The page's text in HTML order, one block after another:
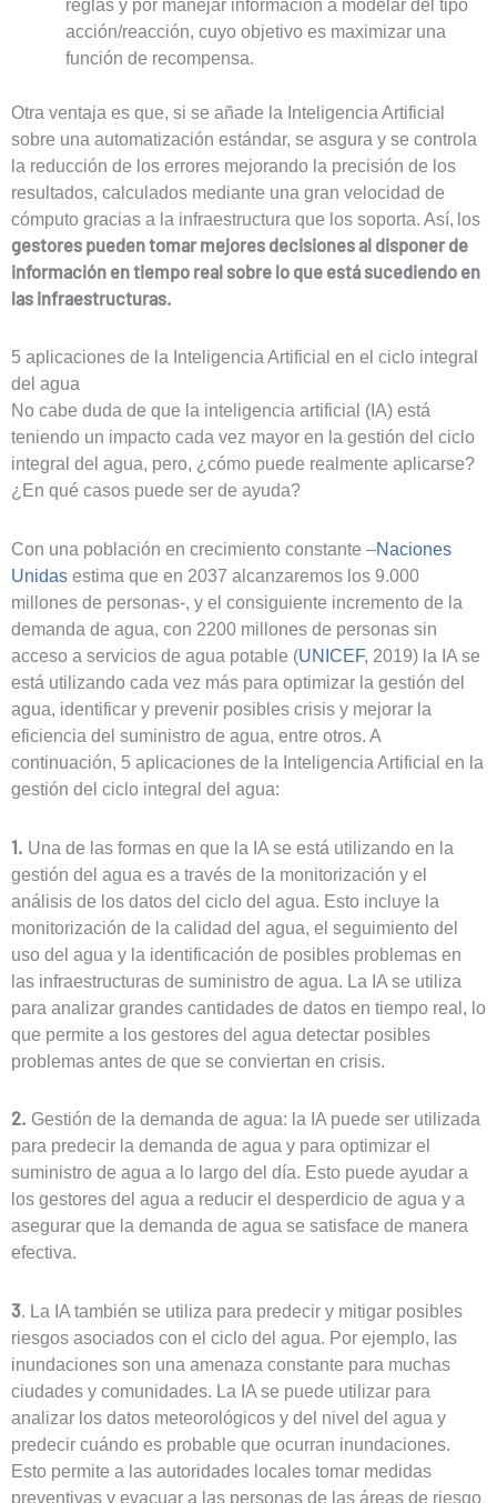
reglas y por manejar información a modelar del tipo
acción/reacción, cuyo objetivo es maximizar una
función de recompensa.
Otra ventaja es que, si se añade la Inteligencia Artificial
sobre una automatización estándar, se asgura y se controla
la reducción de los errores mejorando la precisión de los
resultados, calculados mediante una gran velocidad de
cómputo gracias a la infraestructura que los soporta. Así, los
gestores pueden tomar mejores decisiones al disponer de
información en tiempo real sobre lo que está sucediendo en
las infraestructuras.
5 aplicaciones de la Inteligencia Artificial en el ciclo integral
del agua
No cabe duda de que la inteligencia artificial (IA) está
teniendo un impacto cada vez mayor en la gestión del ciclo
integral del agua, pero, ¿cómo puede realmente aplicarse?
¿En qué casos puede ser de ayuda?
Con una población en crecimiento constante –Naciones
Unidas estima que en 2037 alcanzaremos los 9.000
millones de personas-, y el consiguiente incremento de la
demanda de agua, con 2200 millones de personas sin
acceso a servicios de agua potable (UNICEF, 2019) la IA se
está utilizando cada vez más para optimizar la gestión del
agua, identificar y prevenir posibles crisis y mejorar la
eficiencia del suministro de agua, entre otros. A
continuación, 5 aplicaciones de la Inteligencia Artificial en la
gestión del ciclo integral del agua:
1. Una de las formas en que la IA se está utilizando en la
gestión del agua es a través de la monitorización y el
análisis de los datos del ciclo del agua. Esto incluye la
monitorización de la calidad del agua, el seguimiento del
uso del agua y la identificación de posibles problemas en
las infraestructuras de suministro de agua. La IA se utiliza
para analizar grandes cantidades de datos en tiempo real, lo
que permite a los gestores del agua detectar posibles
problemas antes de que se conviertan en crisis.
2. Gestión de la demanda de agua: la IA puede ser utilizada
para predecir la demanda de agua y para optimizar el
suministro de agua a lo largo del día. Esto puede ayudar a
los gestores del agua a reducir el desperdicio de agua y a
asegurar que la demanda de agua se satisface de manera
efectiva.
3. La IA también se utiliza para predecir y mitigar posibles
riesgos asociados con el ciclo del agua. Por ejemplo, las
inundaciones son una amenaza constante para muchas
ciudades y comunidades. La IA se puede utilizar para
analizar los datos meteorológicos y del nivel del agua y
predecir cuándo es probable que ocurran inundaciones.
Esto permite a las autoridades locales tomar medidas
preventivas y evacuar a las personas de las áreas de riesgo